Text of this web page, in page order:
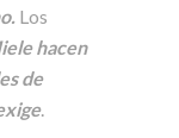
Los
hacen
de
.